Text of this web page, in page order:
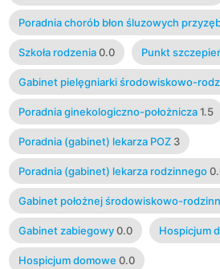
Poradnia chorób błon śluzowych
Szkoła rodzenia 0.0 Punkt
Gabinet pielęgniarki środowiskowo-
Poradnia ginekologiczno-położnicza 1.5
Poradnia (gabinet) lekarza POZ 3
Poradnia (gabinet) lekarza rodzinnego
Gabinet położnej środowiskowo-
Gabinet zabiegowy 0.0 Hospicjum
Hospicjum domowe 0.0